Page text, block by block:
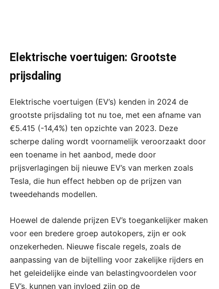
Elektrische voertuigen: Grootste
prijsdaling
Elektrische voertuigen (EV’s) kenden in 2024 de
grootste prijsdaling tot nu toe, met een afname van
€5.415 (-14,4%) ten opzichte van 2023. Deze
scherpe daling wordt voornamelijk veroorzaakt door
een toename in het aanbod, mede door
prijsverlagingen bij nieuwe EV’s van merken zoals
Tesla, die hun effect hebben op de prijzen van
tweedehands modellen.
Hoewel de dalende prijzen EV’s toegankelijker maken
voor een bredere groep autokopers, zijn er ook
onzekerheden. Nieuwe fiscale regels, zoals de
aanpassing van de bijtelling voor zakelijke rijders en
het geleidelijke einde van belastingvoordelen voor
EV’s, kunnen van invloed zijn op de